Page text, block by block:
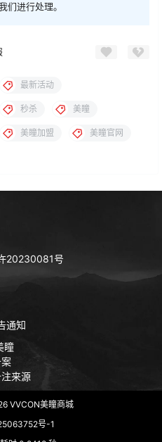
们进行处理。
最新活动
秒杀 美瞳
美瞳加盟 美瞳官网
20230081号
通知
瞳
来源
VVCON美瞳商城
号-1